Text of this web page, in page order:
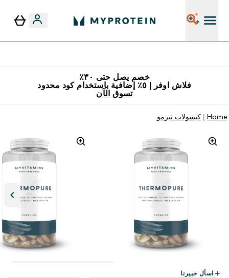
خصم يصل حتى ٣٠٪
فلاش اوفر | ٥٪ إضافية باستخدام كود محدود
تسوق الآن
Home كبسولات ثيرمو